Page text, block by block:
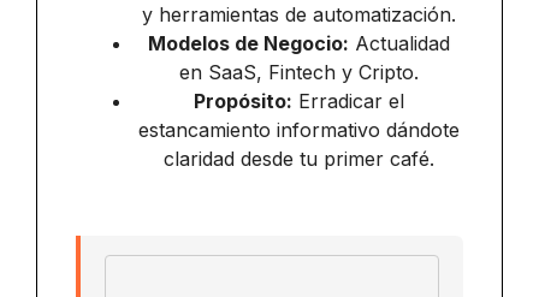
y herramientas de automatización.
Modelos de Negocio: Actualidad
en SaaS, Fintech y Cripto.
Propósito: Erradicar el
estancamiento informativo dándote
claridad desde tu primer café.